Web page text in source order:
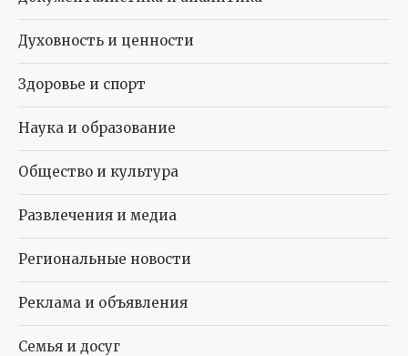
Духовность и ценности
Здоровье и спорт
Наука и образование
Общество и культура
Развлечения и медиа
Региональные новости
Реклама и объявления
Семья и досуг